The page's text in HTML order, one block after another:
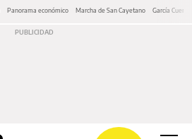
Panorama económico Marcha de San Cayetano García Cuerva